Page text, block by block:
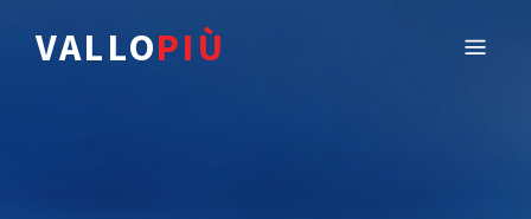
VALLOPIÙ